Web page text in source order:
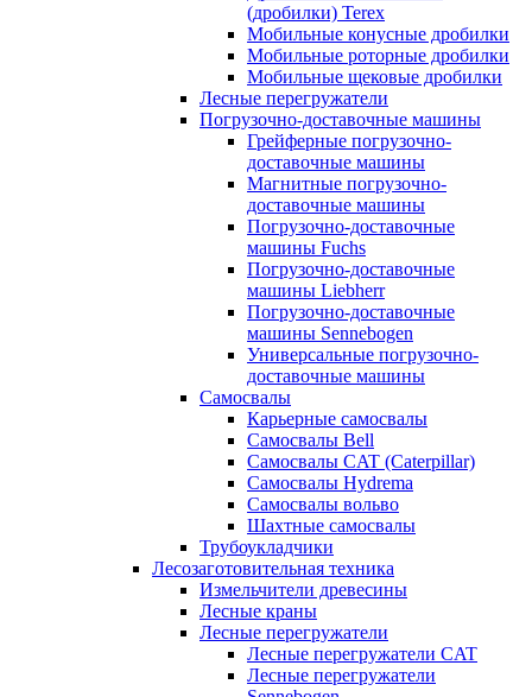
(дробилки) Terex
Мобильные конусные дробилки
Мобильные роторные дробилки
Мобильные щековые дробилки
Лесные перегружатели
Погрузочно-доставочные машины
Грейферные погрузочно-
доставочные машины
Магнитные погрузочно-
доставочные машины
Погрузочно-доставочные
машины Fuchs
Погрузочно-доставочные
машины Liebherr
Погрузочно-доставочные
машины Sennebogen
Универсальные погрузочно-
доставочные машины
Самосвалы
Карьерные самосвалы
Самосвалы Bell
Самосвалы CAT (Caterpillar)
Самосвалы Hydrema
Самосвалы вольво
Шахтные самосвалы
Трубоукладчики
Лесозаготовительная техника
Измельчители древесины
Лесные краны
Лесные перегружатели
Лесные перегружатели CAT
Лесные перегружатели